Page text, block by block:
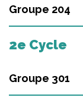
Groupe 204
2e Cycle
Groupe 301